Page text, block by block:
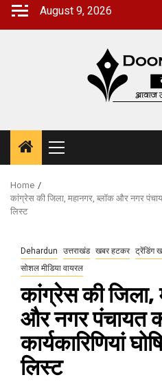
Skip
August 9, 2026
Primary
Menu
Home
कांग्रेस की जिला, महानगर, ब्लॉक और नगर
लिस्ट
Dehardun उत्तराखंड खबर हटकर ट्रेंडिंग
सोशल मीडिया वायरल
कांग्रेस की जिला,
और नगर पंचायत
कार्यकारिणियां
लिस्ट